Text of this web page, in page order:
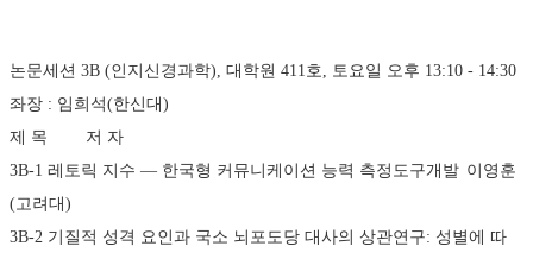
논문세션 3B (인지신경과학), 대학원 411호, 토요일 오후 13:10 - 14:30
좌장 : 임희석(한신대)
제 목	저 자
3B-1	레토릭 지수 ― 한국형 커뮤니케이션 능력 측정도구개발	이영훈
(고려대)
3B-2	기질적 성격 요인과 국소 뇌포도당 대사의 상관연구: 성별에 따